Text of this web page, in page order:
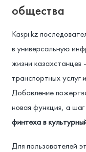
общества
Kaspi.kz
в универсальную
жизни казахстанцев
транспортных услуг
Добавление
новая функция, а
финтеха в
Для пользователей